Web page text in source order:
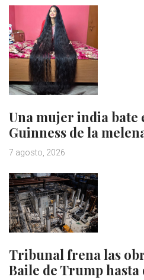
Una mujer india bate
Guinness de la
7 agosto, 2026
Tribunal frena las
Baile de Trump